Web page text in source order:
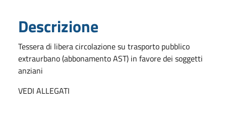
Descrizione
Tessera di libera circolazione su trasporto pubblico
extraurbano (abbonamento AST) in favore dei soggetti
anziani
VEDI ALLEGATI